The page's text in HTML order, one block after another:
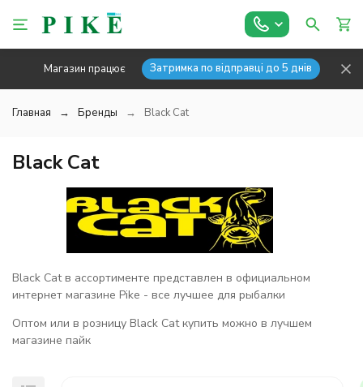
Магазин працює Затримка по відправці до 5 днів
Главная Бренды Black Cat
Black Cat
Black Cat в ассортименте представлен в официальном
интернет магазине Pike - все лучшее для рыбалки
Оптом или в розницу Black Cat купить можно в лучшем
магазине пайк